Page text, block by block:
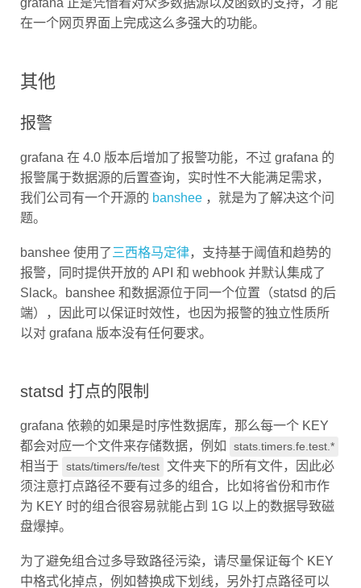
在一个网页界面上完成这么多强大的功能。
其他
报警
grafana 在 4.0 版本后增加了报警功能，不过 grafana 的
报警属于数据源的后置查询，实时性不大能满足需求，
我们公司有一个开源的 banshee ，就是为了解决这个问
题。
banshee 使用了 三西格马定律 ，支持基于阈值和趋势的
报警，同时提供开放的 API 和 webhook 并默认集成了
Slack。banshee 和数据源位于同一个位置（statsd 的后
端），因此可以保证时效性，也因为报警的独立性质所
以对 grafana 版本没有任何要求。
statsd 打点的限制
grafana 依赖的如果是时序性数据库，那么每一个 KEY
都会对应一个文件来存储数据，例如
相当于 文件夹下的所有文件，因此必
须注意打点路径不要有过多的组合，比如将省份和市作
为 KEY 时的组合很容易就能占到 1G 以上的数据导致磁
盘爆掉。
为了避免组合过多导致路径污染，请尽量保证每个 KEY
中格式化掉点，例如替换成下划线，另外打点路径可以